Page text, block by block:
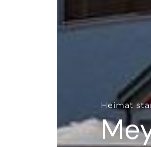
Heimat